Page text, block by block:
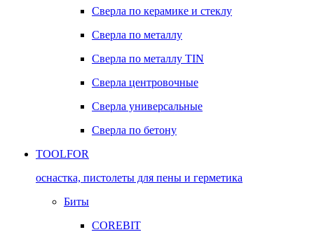
Сверла по керамике и стеклу
Сверла по металлу
Сверла по металлу TIN
Сверла центровочные
Сверла универсальные
Сверла по бетону
TOOLFOR
оснастка, пистолеты для пены и герметика
Биты
COREBIT